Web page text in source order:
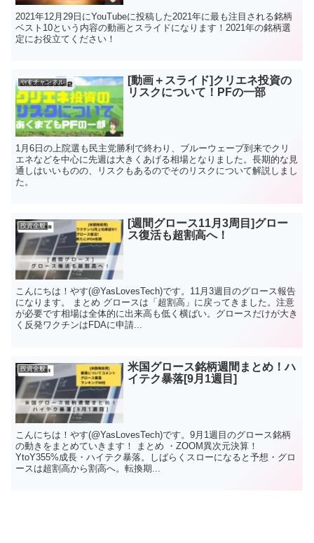
2021年12月29日にYouTubeに投稿した2021年に最も注目される銘柄
ベスト10という内容の動画とスライドになります！2021年の銘柄選
定にお役立てください！
やすチャンネル
[動画＋スライド]クリエネ投資の
リスクについて！PFの一部
1月6日の上院選も民主党勝利で終わり、ブルーウェーブ到来でクリ
エネなどを中心に先週は大きくあげる相場となりました。長期的な見
通しはいいものの、リスクもあるのでそのリスクについて解説しまし
た。
投資全般
[週間グロース11月3周目]グロー
ス復活も超割高へ！
こんにちは！やす(@YasLovesTech)です。11月3週目のグロース報告
になります。 まとめ グロースは「超割高」に戻ってきました。注意
が必要です相場は全体的に出来高も低く横ばい。グロースだけが大き
く反発ワクチンはFDAに申請...
投資全般
米国グロース銘柄週間まとめ！ハ
イテク暴落[9月1週目]
こんにちは！やす(@YasLovesTech)です。9月1週目のグロース銘柄
の動きをまとめていきます！ まとめ ・ZOOM異次元決算！
YtoY355%成長・ハイテク暴落。しばらくスローになると予想・グロ
ースは超割高から割高へ。転換期...